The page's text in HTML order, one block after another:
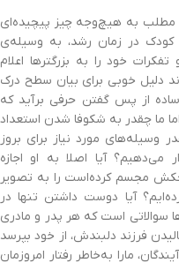
مطلب به هیچ‌وجه چیز پیچیده‌ای
در زمان رشد، به وسیله‌ی
خود را به بزرگترها اعلام
دلیل خوبی برای بیان سطح درک
از پس گفتن حرفی برآید که
ما چقدر به شکوفا شدن استعداد
وسیله‌های مورد نیاز برای بروز
می‌دهیم؟ آیا اصلا به او اجازه
مجسم کرده‌است را به تصویر
آیا دوست داشتن تنها در
است که هر پدر و مادری
فرزند دلبندش، از خود بپرسد
مارا به‌خاطر رفتار امروزمان